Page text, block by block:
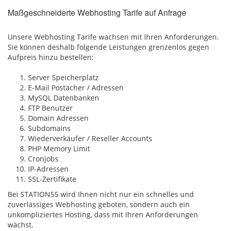
Maßgeschneiderte Webhosting Tarife auf Anfrage
Unsere Webhosting Tarife wachsen mit Ihren Anforderungen.
Sie können deshalb folgende Leistungen grenzenlos gegen
Aufpreis hinzu bestellen:
Server Speicherplatz
E-Mail Postächer / Adressen
MySQL Datenbanken
FTP Benutzer
Domain Adressen
Subdomains
Wiederverkäufer / Reseller Accounts
PHP Memory Limit
Cronjobs
IP-Adressen
SSL-Zertifikate
Bei STATION55 wird Ihnen nicht nur ein schnelles und
zuverlässiges Webhosting geboten, sondern auch ein
unkompliziertes Hosting, dass mit Ihren Anforderungen
wächst.